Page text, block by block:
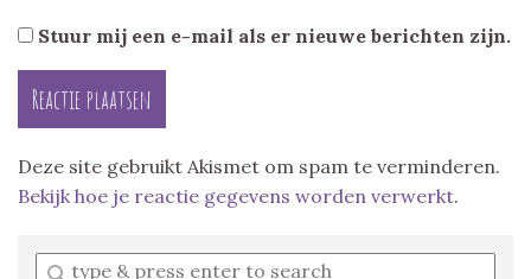
Stuur mij een e-mail als er nieuwe berichten zijn.
Deze site gebruikt Akismet om spam te verminderen.
Bekijk hoe je reactie gegevens worden verwerkt.
Enter